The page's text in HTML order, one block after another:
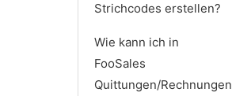
Strichcodes erstellen?
Wie kann ich in
FooSales
Quittungen/Rechnungen